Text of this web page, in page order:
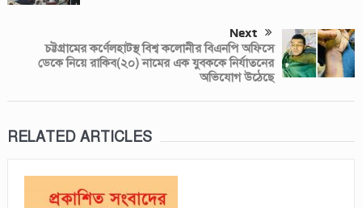
Next
চট্টগ্রামের কর্ণেলহাটস্থ বিশ্ব কলোনীর বিএনপি অফিসে
ডেকে নিয়ে রাকিব(২০) নামের এক যুবককে নির্যাতনের
অভিযোগ উঠেছে
RELATED ARTICLES